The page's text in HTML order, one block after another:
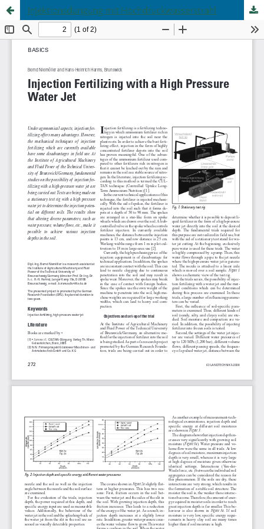
Injektionsdüngung mit Hochdruckwasserstrahl